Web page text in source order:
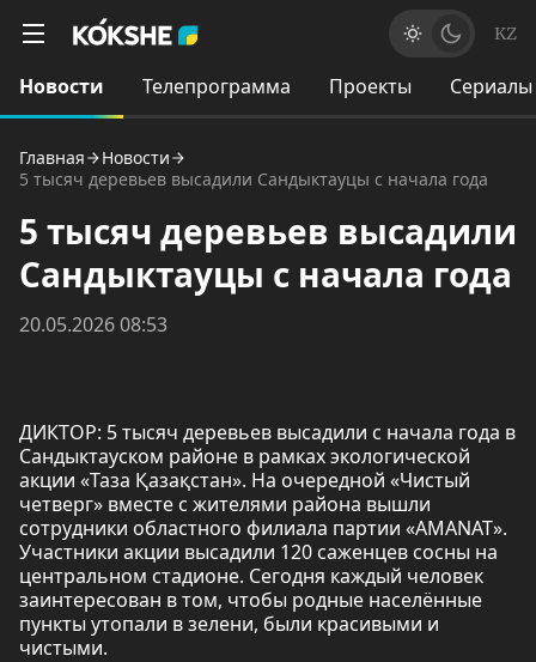
KZ
Новости Телепрограмма Проекты Сериалы
Главная
Новости
5 тысяч деревьев высадили Сандыктауцы с начала года
5 тысяч деревьев высадили
Сандыктауцы с начала года
20.05.2026 08:53
ДИКТОР: 5 тысяч деревьев высадили с начала года в
Сандыктауском районе в рамках экологической
акции «Таза Қазақстан». На очередной «Чистый
четверг» вместе с жителями района вышли
сотрудники областного филиала партии «AMANAT».
Участники акции высадили 120 саженцев сосны на
центральном стадионе. Сегодня каждый человек
заинтересован в том, чтобы родные населённые
пункты утопали в зелени, были красивыми и
чистыми.